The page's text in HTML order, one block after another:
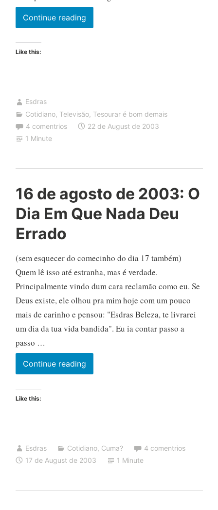
Continue reading
Like this:
Esdras
Cotidiano, Televisão, Tesourar é bom demais
4 comentrios
22 de August de 2003
1 Minute
16 de agosto de 2003: O
Dia Em Que Nada Deu
Errado
(sem esquecer do comecinho do dia 17 também)
Quem lê isso até estranha, mas é verdade.
Principalmente vindo dum cara reclamão como eu. Se
Deus existe, ele olhou pra mim hoje com um pouco
mais de carinho e pensou: "Esdras Beleza, te livrarei
um dia da tua vida bandida". Eu ia contar passo a
passo …
Continue reading16
de
Dia
Em
Like this:
Esdras Cotidiano, Cuma?
4 comentrios
17 de August de 2003
1 Minute